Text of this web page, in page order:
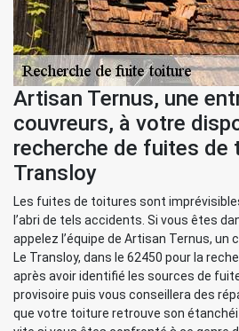
Artisan Ternus, une
couvreurs, à votre
recherche de fuites de
Transloy
Les fuites de toitures sont
l’abri de tels accidents. Si vous êtes
appelez l’équipe de Artisan Ternus, un
Le Transloy, dans le 62450 pour la
après avoir identifié les sources de
provisoire puis vous conseillera des
que votre toiture retrouve son